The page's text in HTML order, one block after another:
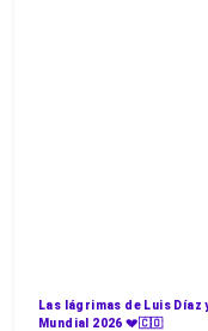
Las lágrimas de Luis Díaz
Mundial 2026 💔🇨🇴